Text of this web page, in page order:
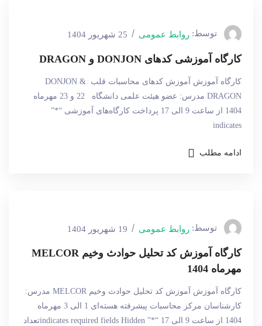
توسط: روابط عمومی 25 شهریور 1404
کارگاه آموزشی کدهای DONJON و DRAGON
کارگاه آموزش آموزش کدهای محاسبات قلب DONJON &
DRAGON مدرس: عضو هیئت علمی دانشگاه 22 و 23 مهرماه
1404 از ساعت 9 الی 17 پرداخت کارگاه‌های آموزشی “*”
indicates
ادامه مطلب
توسط: روابط عمومی 19 شهریور 1404
کارگاه آموزش کد تحلیل حوادث وخیم MELCOR
مهرماه 1404
کارگاه آموزش آموزش کد تحلیل حوادث وخیم MELCOR مدرس:
کارشناسان مرکز محاسبات پیشرفته هسته‌ای 1 الی 3 مهرماه
1404 از ساعت 9 الی 17 “*” indicates required fields Hiddenتعداد